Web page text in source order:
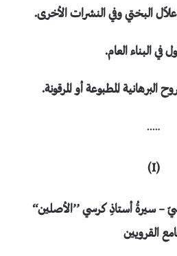
البختي وفي النشرات الأخرى.
في البناء العام.
البرهانية المطبوعة أو المرقونة.
…..
(
I
)
– سيرةُ أستاذِ كرسي ’’الأصلين‘‘
القرويين